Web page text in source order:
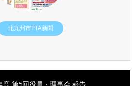
北九州市PTA新聞
度 第5回役員・理事会 報告